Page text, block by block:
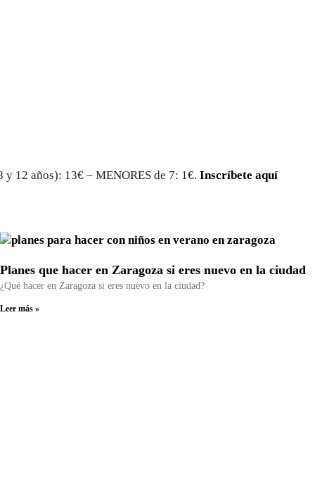
12 años): 13€ – MENORES de 7: 1€. Inscríbete aquí
Planes que hacer en Zaragoza si eres nuevo en la ciudad
¿Qué hacer en Zaragoza si eres nuevo en la ciudad?
Leer más »